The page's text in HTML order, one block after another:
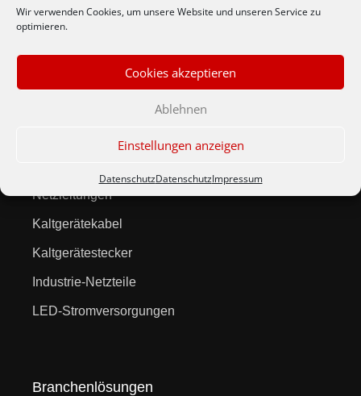
Wir verwenden Cookies, um unsere Website und unseren Service zu
optimieren.
Cookies akzeptieren
Ablehnen
Einstellungen anzeigen
DatenschutzDatenschutzImpressum
wirtschlaftlichen Preisen.
Netzleitungen
Kaltgerätekabel
Kaltgerätestecker
Industrie-Netzteile
LED-Stromversorgungen
Branchenlösungen